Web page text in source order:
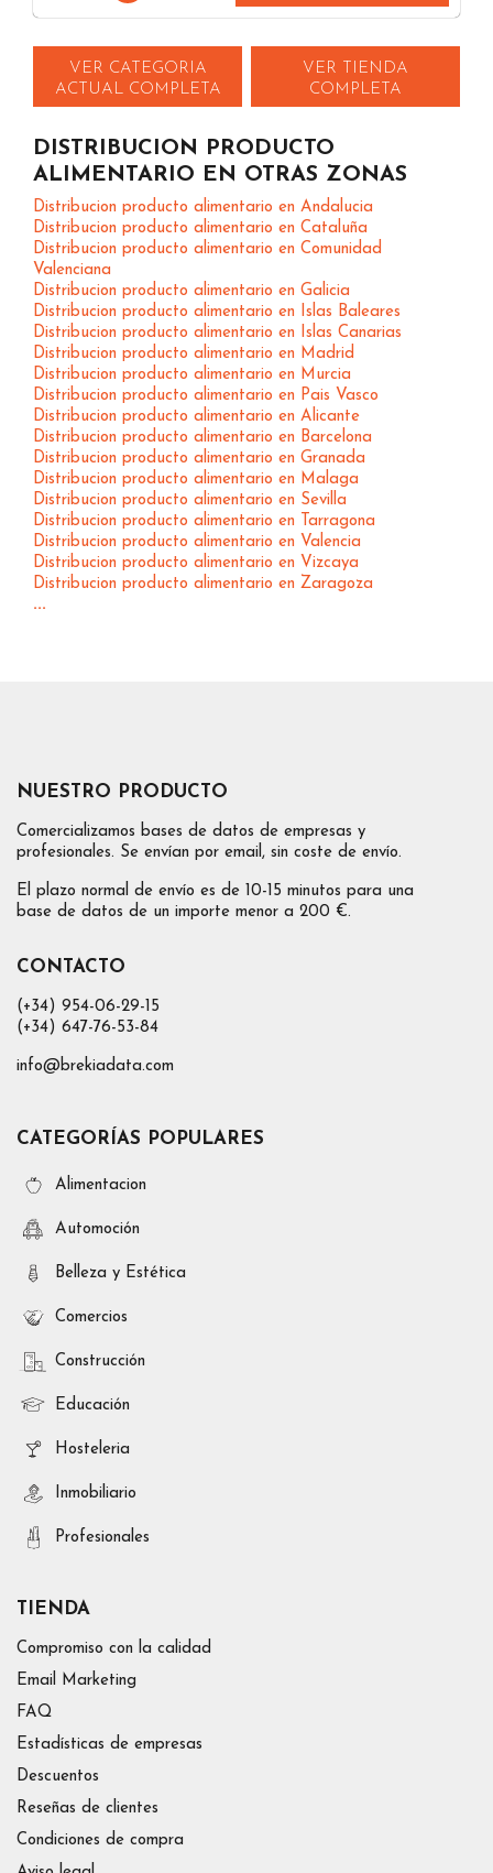
VER CATEGORIA
ACTUAL COMPLETA
VER TIENDA
COMPLETA
DISTRIBUCION PRODUCTO
ALIMENTARIO EN OTRAS ZONAS
Distribucion producto alimentario en Andalucia
Distribucion producto alimentario en Cataluña
Distribucion producto alimentario en Comunidad
Valenciana
Distribucion producto alimentario en Galicia
Distribucion producto alimentario en Islas Baleares
Distribucion producto alimentario en Islas Canarias
Distribucion producto alimentario en Madrid
Distribucion producto alimentario en Murcia
Distribucion producto alimentario en Pais Vasco
Distribucion producto alimentario en Alicante
Distribucion producto alimentario en Barcelona
Distribucion producto alimentario en Granada
Distribucion producto alimentario en Malaga
Distribucion producto alimentario en Sevilla
Distribucion producto alimentario en Tarragona
Distribucion producto alimentario en Valencia
Distribucion producto alimentario en Vizcaya
Distribucion producto alimentario en Zaragoza
...
NUESTRO PRODUCTO
Comercializamos bases de datos de empresas y
profesionales. Se envían por email, sin coste de envío.
El plazo normal de envío es de 10-15 minutos para una
base de datos de un importe menor a 200 €.
CONTACTO
(+34) 954-06-29-15
(+34) 647-76-53-84
info@brekiadata.com
CATEGORÍAS POPULARES
Alimentacion
Automoción
Belleza y Estética
Comercios
Construcción
Educación
Hosteleria
Inmobiliario
Profesionales
TIENDA
Compromiso con la calidad
Email Marketing
FAQ
Estadísticas de empresas
Descuentos
Reseñas de clientes
Condiciones de compra